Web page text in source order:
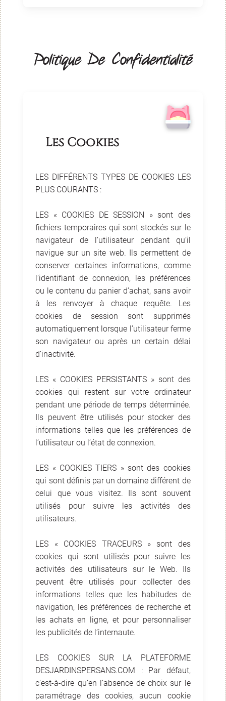
Politique De Confidentialité
Les Cookies
LES DIFFÉRENTS TYPES DE COOKIES LES
PLUS COURANTS :
LES « COOKIES DE SESSION » sont des
fichiers temporaires qui sont stockés sur le
navigateur de l’utilisateur pendant qu’il
navigue sur un site web. Ils permettent de
conserver certaines informations, comme
l’identifiant de connexion, les préférences
ou le contenu du panier d’achat, sans avoir
à les renvoyer à chaque requête. Les
cookies de session sont supprimés
automatiquement lorsque l’utilisateur ferme
son navigateur ou après un certain délai
d’inactivité.
LES « COOKIES PERSISTANTS » sont des
cookies qui restent sur votre ordinateur
pendant une période de temps déterminée.
Ils peuvent être utilisés pour stocker des
informations telles que les préférences de
l’utilisateur ou l’état de connexion.
LES « COOKIES TIERS » sont des cookies
qui sont définis par un domaine différent de
celui que vous visitez. Ils sont souvent
utilisés pour suivre les activités des
utilisateurs.
LES « COOKIES TRACEURS » sont des
cookies qui sont utilisés pour suivre les
activités des utilisateurs sur le Web. Ils
peuvent être utilisés pour collecter des
informations telles que les habitudes de
navigation, les préférences de recherche et
les achats en ligne, et pour personnaliser
les publicités de l’internaute.
LES COOKIES SUR LA PLATEFORME
DESJARDINSPERSANS.COM : Par défaut,
c’est-à-dire qu’en l’absence de choix sur le
paramétrage des cookies, aucun cookie